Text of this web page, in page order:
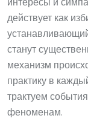
действует как
станут
механизм
практику в
трактуем
феноменам.